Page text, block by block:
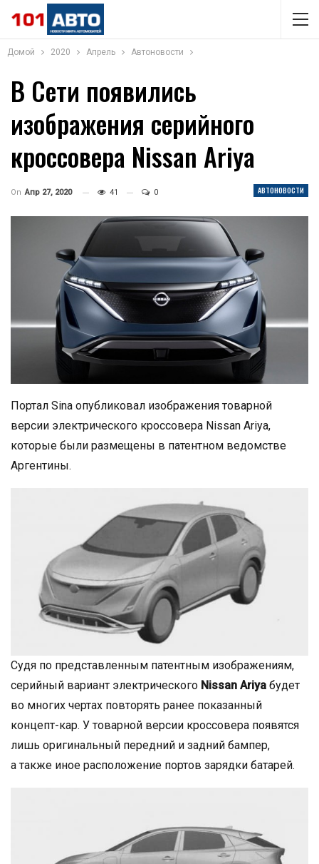
Домой 2020 Апрель Автоновости
В Сети появились
изображения серийного
кроссовера Nissan Ariya
АВТОНОВОСТИ
On Апр 27, 2020 41 0
Портал Sina опубликовал изображения товарной
версии электрического кроссовера Nissan Ariya,
которые были размещены в патентном ведомстве
Аргентины.
Судя по представленным патентным изображениям,
серийный вариант электрического Nissan Ariya будет
во многих чертах повторять ранее показанный
концепт-кар. У товарной версии кроссовера появятся
лишь оригинальный передний и задний бампер,
а также иное расположение портов зарядки батарей.